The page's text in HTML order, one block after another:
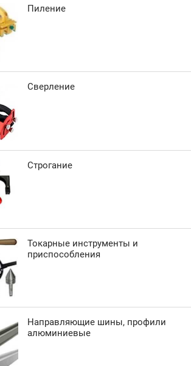
Пиление
Сверление
Строгание
Токарные инструменты и
приспособления
Направляющие шины, профили
алюминиевые